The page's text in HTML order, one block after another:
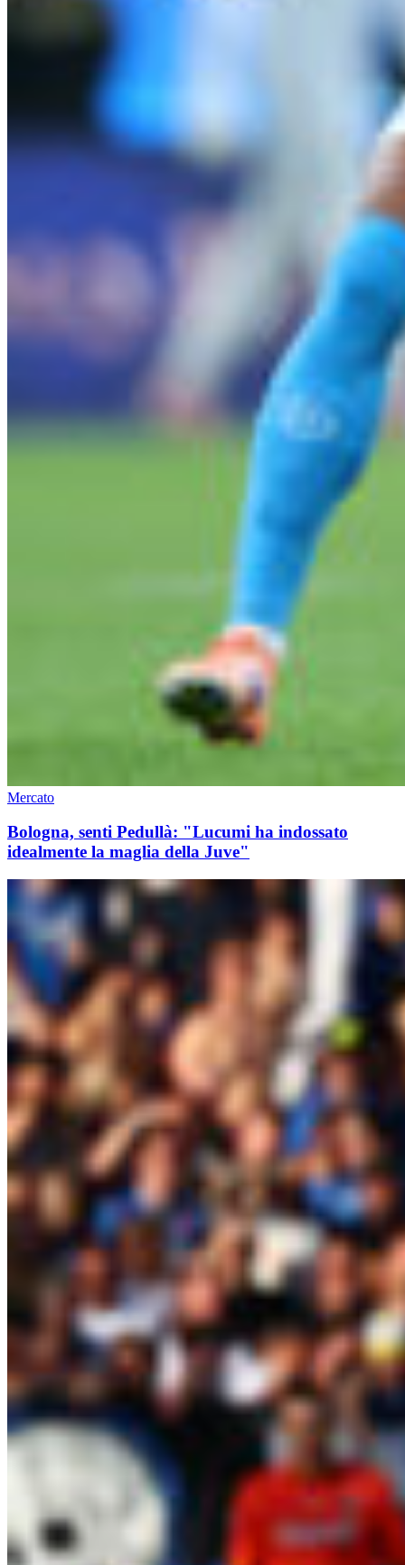
Mercato
Bologna, senti Pedullà: "Lucumi ha indossato
idealmente la maglia della Juve"